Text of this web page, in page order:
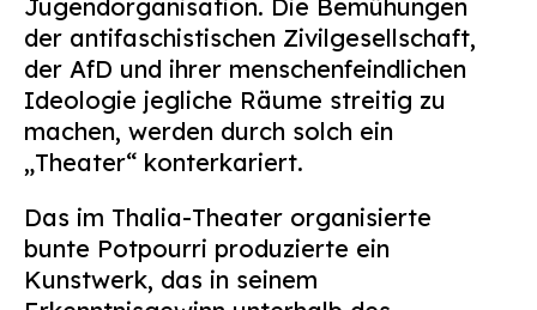
Jugendorganisation. Die Bemühungen
der antifaschistischen Zivilgesellschaft,
der AfD und ihrer menschenfeindlichen
Ideologie jegliche Räume streitig zu
machen, werden durch solch ein
„Theater“ konterkariert.
Das im Thalia-Theater organisierte
bunte Potpourri produzierte ein
Kunstwerk, das in seinem